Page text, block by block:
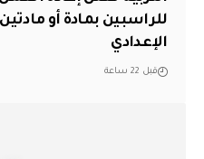
للراسبين بمادة أو
الإعدادي
قبل 22 ساعة